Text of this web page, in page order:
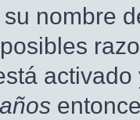
nombre